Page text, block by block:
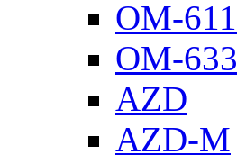
ОМ-611
ОМ-633
AZD
AZD-M